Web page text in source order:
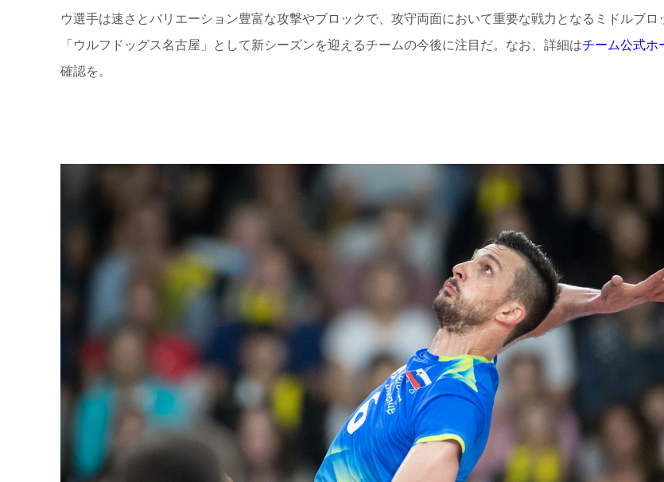
ウ選手は速さとバリエーション豊富な攻撃やブロックで、攻守両面において重要な戦力となるミドルブロ
「ウルフドッグス名古屋」として新シーズンを迎えるチームの今後に注目だ。なお、詳細はチーム公式ホ
確認を。